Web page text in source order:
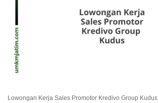
Lowongan Kerja Sales Promotor Kredivo Group Kudus